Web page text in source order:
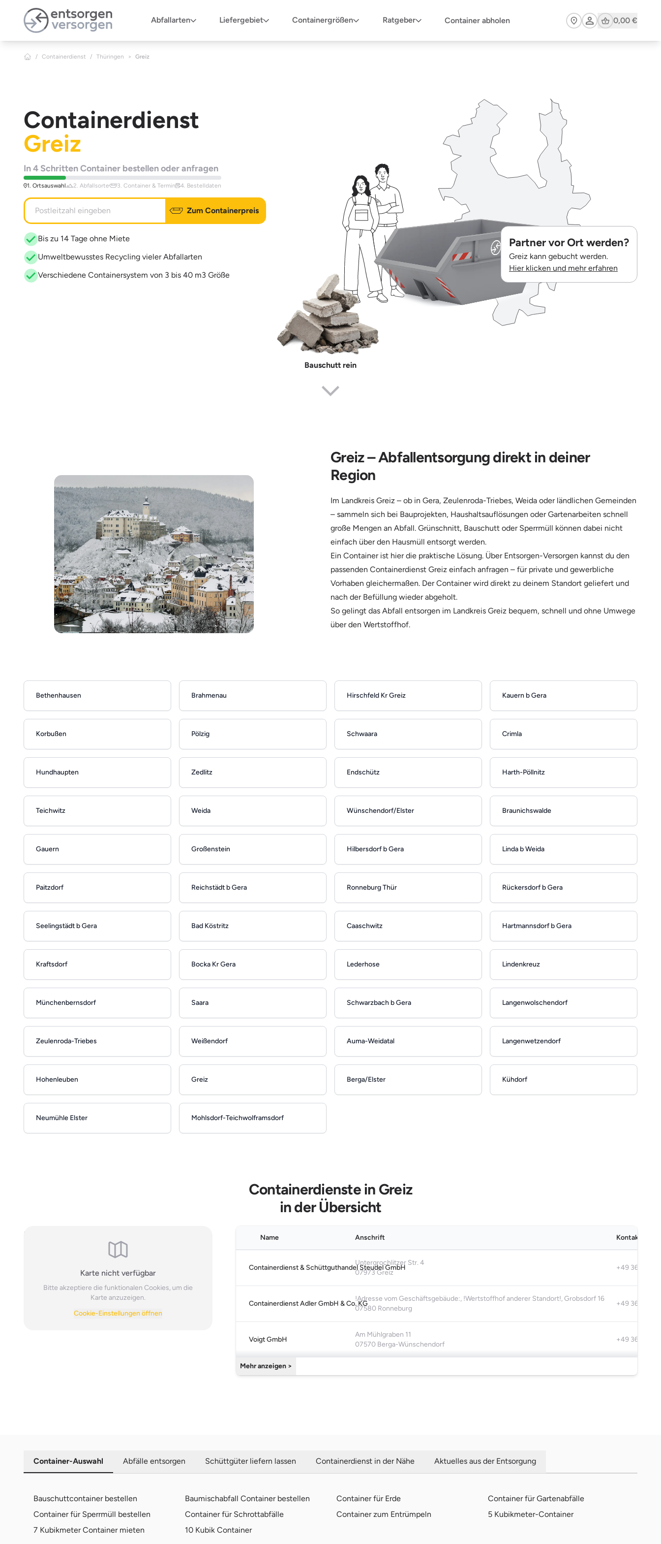
Abfallarten
Liefergebiet Containergrößen Ratgeber Container abholen Cart0,00 €
/ Containerdienst / Thüringen > Greiz
Containerdienst
Greiz
In 4 Schritten Container bestellen oder anfragen
1. Ortsauswahl 2. Abfallsorte 3. Container & Termin 4. Bestelldaten
Zum Containerpreis
Bis zu 14 Tage ohne Miete
Umweltbewusstes Recycling vieler Abfallarten
Verschiedene Containersystem von 3 bis 40 m3 Größe
Partner vor Ort werden?
Greiz kann gebucht werden.
Hier klicken und mehr erfahren
Bauschutt rein
Greiz – Abfallentsorgung direkt in deiner
Region
Im Landkreis Greiz – ob in Gera, Zeulenroda-Triebes, Weida oder ländlichen Gemeinden
– sammeln sich bei Bauprojekten, Haushaltsauflösungen oder Gartenarbeiten schnell
große Mengen an Abfall. Grünschnitt, Bauschutt oder Sperrmüll können dabei nicht
einfach über den Hausmüll entsorgt werden.
Ein Container ist hier die praktische Lösung. Über Entsorgen-Versorgen kannst du den
passenden Containerdienst Greiz einfach anfragen – für private und gewerbliche
Vorhaben gleichermaßen. Der Container wird direkt zu deinem Standort geliefert und
nach der Befüllung wieder abgeholt.
So gelingt das Abfall entsorgen im Landkreis Greiz bequem, schnell und ohne Umwege
über den Wertstoffhof.
Bethenhausen Brahmenau Hirschfeld Kr Greiz Kauern b Gera
Korbußen Pölzig Schwaara Crimla
Hundhaupten Zedlitz Endschütz Harth-Pöllnitz
Teichwitz Weida Wünschendorf/Elster Braunichswalde
Gauern Großenstein Hilbersdorf b Gera Linda b Weida
Paitzdorf Reichstädt b Gera Ronneburg Thür Rückersdorf b Gera
Seelingstädt b Gera Bad Köstritz Caaschwitz Hartmannsdorf b Gera
Kraftsdorf Bocka Kr Gera Lederhose Lindenkreuz
Münchenbernsdorf Saara Schwarzbach b Gera Langenwolschendorf
Zeulenroda-Triebes Weißendorf Auma-Weidatal Langenwetzendorf
Hohenleuben Greiz Berga/Elster Kühdorf
Neumühle Elster Mohlsdorf-Teichwolframsdorf
Containerdienste in Greiz
in der Übersicht
Karte nicht verfügbar
Bitte akzeptiere die funktionalen Cookies, um die
Karte anzuzeigen.
Cookie-Einstellungen öffnen
Hinweis: Es handelt sich um allgemeine, online einsehbare
Branchendaten. Falls Sie Ihren Eintrag auf unserer Seite nicht
Name Anschrift Kontaktdaten
Containerdienst & Schüttguthandel Steudel GmbH
Untergrochlitzer Str. 4
07973 Greiz
+49 3661
Containerdienst Adler GmbH & Co. KG
!Adresse vom Geschäftsgebäude:, !Wertstoffhof anderer Standort!, Grobsdorf 16
07580 Ronneburg
+49 36602
Voigt GmbH
Am Mühlgraben 11
07570 Berga-Wünschendorf
+49 36603
Mehr anzeigen >
Container-Auswahl Abfälle entsorgen Schüttgüter liefern lassen Containerdienst in der Nähe Aktuelles aus der Entsorgung
Bauschuttcontainer bestellen Baumischabfall Container bestellen Container für Erde
Container für Gartenabfälle
Container für Sperrmüll bestellen
Container für Schrottabfälle Container zum Entrümpeln
5 Kubikmeter-Container
7 Kubikmeter Container mieten
10 Kubik Container